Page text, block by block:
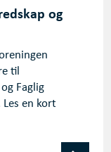
og
til
Faglig
en kort